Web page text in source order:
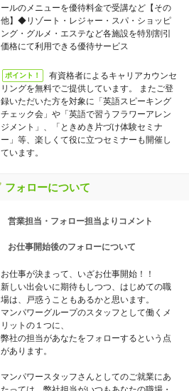
ールのメニューを優待料金で受講など【その
他】◆リゾート・レジャー・スパ・ショッピ
ング・グルメ・エステなど各施設を特別割引
価格にて利用できる優待サービス
ポイント！
有資格者によるキャリアカウンセ
リングを無料でご提供しています。 またご登
録いただいた方を対象に「英語スピーキング
チェック会」や「英語で習うフラワーアレン
ジメント」、「ときめき片づけ体験セミナ
ー」等、楽しくて役に立つセミナーも開催し
ています。
フォローについて
営業担当・フォロー担当よりコメント
お仕事開始後のフォローについて
お仕事が決まって、いざお仕事開始！！
新しい出会いに期待もしつつ、はじめての職
場は、戸惑うこともあるかと思います。
マンパワーグループのスタッフとして働くメ
リットの１つに、
弊社の担当があなたをフォローするという点
があります。
マンパワースタッフさんとしてのご就業にあ